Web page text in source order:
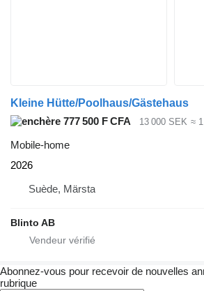
Kleine Hütte/Poolhaus/Gästehaus
777 500 F CFA
13 000 SEK ≈
Mobile-home
2026
Suède, Märsta
Blinto AB
Abonnez-vous pour recevoir de nouvelles
rubrique